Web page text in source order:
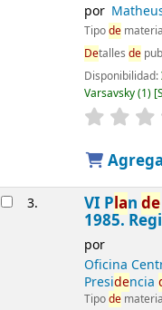
por
Tipode
Detalles de
Disponibilidad:
Varsavsky(1)
3. VI Plan de
1985.
por
Oficina
Presidencia
Tipode